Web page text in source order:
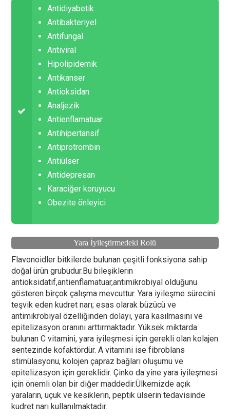
Antidiyabetik
Antibakteriyel
Antifungal
Antiviral
Hipolipidemik
Antikanser
Antioksidan
Analjezik
Antienflamatuar
Antihipertansif
Antiprotrombin
Antiülser
Antidepresan
Karaciğer koruyucu
Obezite önleyici
Yara İyileştirmedeki Rolü
Flavonoidler bitkilerde bulunan çeşitli fonksiyona sahip
doğal ürün grubudur.Bu bileşiklerin
antioksidatif,antienflamatuar,antimikrobiyal olduğunu
gösteren birçok çalışma mevcuttur. Yara iyileşme sürecini
teşvik eden kudret narı; esas olarak büzücü ve
antimikrobiyal özelliğinden dolayı, yara kasılmasını ve
epitelizasyon oranını arttırmaktadır. Yüksek miktarda
bulunan C vitamini, yara iyileşmesi için gerekli olan kolajen
sentezinde kofaktördür. A vitamini ise fibroblans
stimülasyonu, kolojen çapraz bağları oluşumu ve
epitelizasyon için gereklidir. Çinko da yine yara iyileşmesi
için önemli olan bir diğer maddedir.Ülkemizde açık
yaraların, uçuk ve kesiklerin, peptik ülserin tedavisinde
kudret narı kullanılmaktadır.